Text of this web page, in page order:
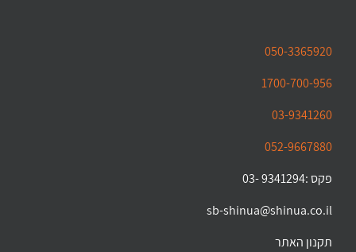
050-3365920
1700-700-956
03-9341260
052-9667880
פקס :9341294 -03
sb-shinua@shinua.co.il
תקנון האתר